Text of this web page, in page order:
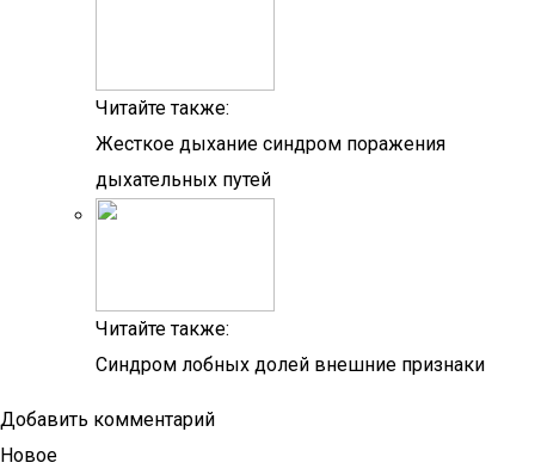
Читайте также:
Жесткое дыхание синдром поражения
дыхательных путей
Читайте также:
Синдром лобных долей внешние признаки
Добавить комментарий
Новое